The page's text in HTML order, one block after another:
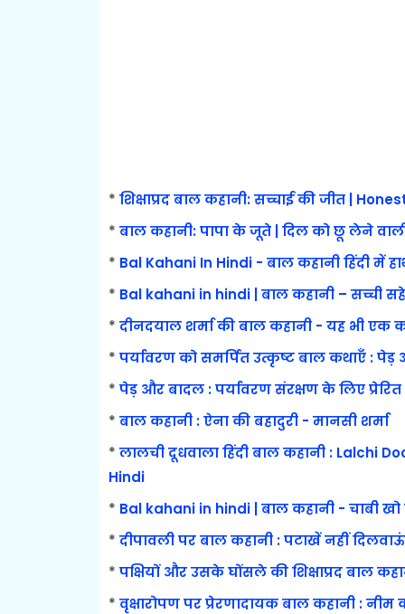
* शिक्षाप्रद बाल कहानी: सच्चाई की जीत |
* बाल कहानी: पापा के जूते | दिल को छू लेने
* Bal Kahani In Hindi - बाल कहानी हिंदी में
* Bal kahani in hindi | बाल कहानी – सच्ची
* दीनदयाल शर्मा की बाल कहानी - यह भी एक
* पर्यावरण को समर्पित उत्कृष्ट बाल कथाएँ :
* पेड़ और बादल : पर्यावरण संरक्षण के लिए
* बाल कहानी : ऐना की बहादुरी - मानसी शर्मा
* लालची दूधवाला हिंदी बाल कहानी : Lalchi
Hindi
* Bal kahani in hindi | बाल कहानी - चाबी खो
* दीपावली पर बाल कहानी : पटाखें नहीं
* पक्षियों और उसके घोंसले की शिक्षाप्रद बाल
* वृक्षारोपण पर प्रेरणादायक बाल कहानी : नीम